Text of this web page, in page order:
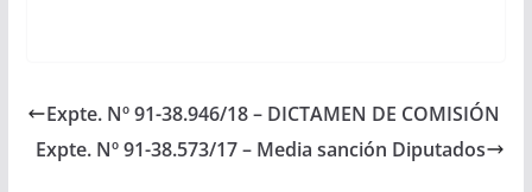
definitiva, el
18/11/2021 Poder
Ejecutivo para su
Expte. Nº 91-38.946/18 – DICTAMEN DE COMISIÓN
Expte. Nº 91-38.573/17 – Media sanción Diputados